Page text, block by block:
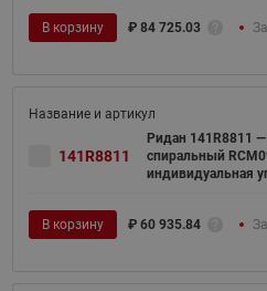
В корзину ₽ 84 725.03
141R8811
Ридан 141R8811
спиральный
индивидуальная
В корзину ₽ 60 935.84